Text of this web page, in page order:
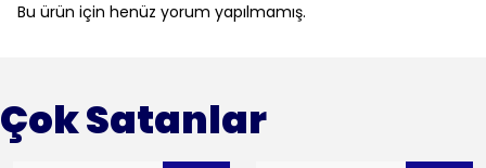
Bu ürün için henüz yorum yapılmamış.
Çok Satanlar